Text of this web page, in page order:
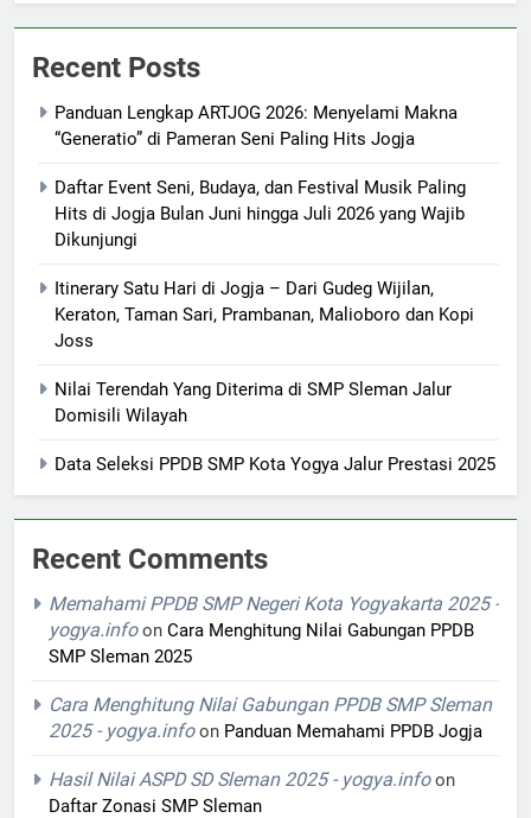
Recent Posts
Panduan Lengkap ARTJOG 2026: Menyelami Makna
“Generatio” di Pameran Seni Paling Hits Jogja
Daftar Event Seni, Budaya, dan Festival Musik Paling
Hits di Jogja Bulan Juni hingga Juli 2026 yang Wajib
Dikunjungi
Itinerary Satu Hari di Jogja – Dari Gudeg Wijilan,
Keraton, Taman Sari, Prambanan, Malioboro dan Kopi
Joss
Nilai Terendah Yang Diterima di SMP Sleman Jalur
Domisili Wilayah
Data Seleksi PPDB SMP Kota Yogya Jalur Prestasi 2025
Recent Comments
Memahami PPDB SMP Negeri Kota Yogyakarta 2025 -
yogya.infoon Cara Menghitung Nilai Gabungan PPDB
SMP Sleman 2025
Cara Menghitung Nilai Gabungan PPDB SMP Sleman
2025 - yogya.infoon Panduan Memahami PPDB Jogja
Hasil Nilai ASPD SD Sleman 2025 - yogya.infoon
Daftar Zonasi SMP Sleman